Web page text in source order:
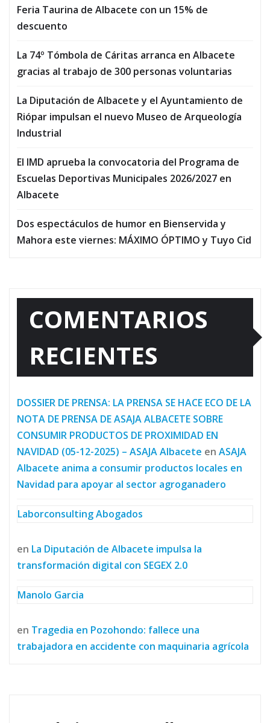
Feria Taurina de Albacete con un 15% de
descuento
La 74º Tómbola de Cáritas arranca en Albacete
gracias al trabajo de 300 personas voluntarias
La Diputación de Albacete y el Ayuntamiento de
Riópar impulsan el nuevo Museo de Arqueología
Industrial
El IMD aprueba la convocatoria del Programa de
Escuelas Deportivas Municipales 2026/2027 en
Albacete
Dos espectáculos de humor en Bienservida y
Mahora este viernes: MÁXIMO ÓPTIMO y Tuyo Cid
COMENTARIOS
RECIENTES
DOSSIER DE PRENSA: LA PRENSA SE HACE ECO DE LA
NOTA DE PRENSA DE ASAJA ALBACETE SOBRE
CONSUMIR PRODUCTOS DE PROXIMIDAD EN
NAVIDAD (05-12-2025) – ASAJA Albacete en ASAJA
Albacete anima a consumir productos locales en
Navidad para apoyar al sector agroganadero
Laborconsulting Abogados
en La Diputación de Albacete impulsa la
transformación digital con SEGEX 2.0
Manolo Garcia
en Tragedia en Pozohondo: fallece una
trabajadora en accidente con maquinaria agrícola